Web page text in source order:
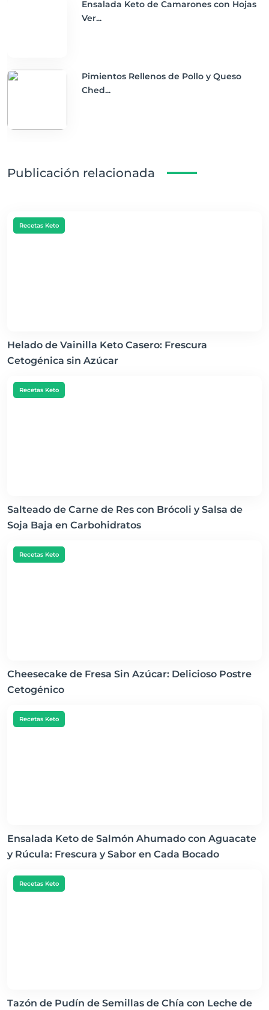
Ensalada Keto de Camarones con Hojas
Ver...
Pimientos Rellenos de Pollo y Queso
Ched...
Publicación relacionada
Recetas Keto
Helado de Vainilla Keto Casero: Frescura
Cetogénica sin Azúcar
Recetas Keto
Salteado de Carne de Res con Brócoli y Salsa de
Soja Baja en Carbohidratos
Recetas Keto
Cheesecake de Fresa Sin Azúcar: Delicioso Postre
Cetogénico
Recetas Keto
Ensalada Keto de Salmón Ahumado con Aguacate
y Rúcula: Frescura y Sabor en Cada Bocado
Recetas Keto
Tazón de Pudín de Semillas de Chía con Leche de